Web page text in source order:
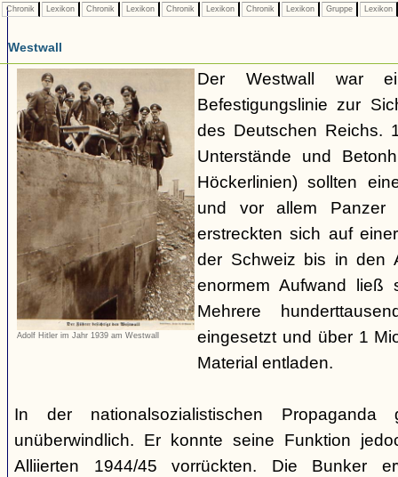
Chronik Lexikon Chronik Lexikon Chronik Lexikon Chronik Lexikon Gruppe Lexikon
Westwall
Adolf Hitler im Jahr 1939 am Westwall
Der Westwall war
Befestigungslinie zur
des Deutschen Reichs.
Unterstände und
Höckerlinien) sollten
und vor allem Panzer
erstreckten sich auf
der Schweiz bis in den
enormem Aufwand ließ
Mehrere
eingesetzt und über 1
Material entladen.
In der nationalsozialistischen
unüberwindlich. Er konnte seine Funktion
Alliierten 1944/45 vorrückten. Die Bunker